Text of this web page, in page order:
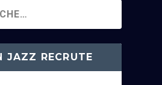
JAZZ RECRUTE